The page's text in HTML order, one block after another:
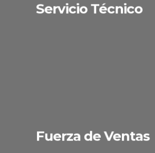
Servicio Técnico
Fuerza de Ventas